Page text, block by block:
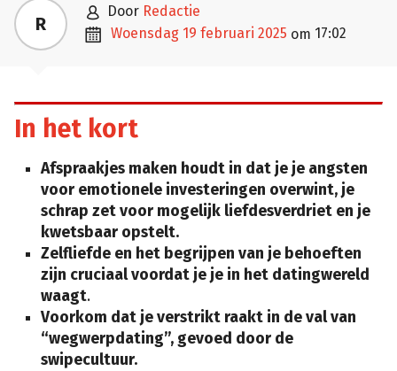
R  door Redactie
 woensdag 19 februari 2025 om 17:02
In het kort
Afspraakjes maken houdt in dat je je angsten
voor emotionele investeringen overwint, je
schrap zet voor mogelijk liefdesverdriet en je
kwetsbaar opstelt.
Zelfliefde en het begrijpen van je behoeften
zijn cruciaal voordat je je in het datingwereld
waagt.
Voorkom dat je verstrikt raakt in de val van
“wegwerpdating”, gevoed door de
swipecultuur.